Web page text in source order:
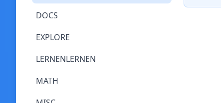
DOCS
EXPLORE
LERNENLERNEN
MATH